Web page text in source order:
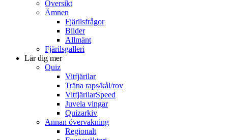
Översikt
Ämnen
Fjärilsfrågor
Bilder
Allmänt
Fjärilsgalleri
Lär dig mer
Quiz
Vitfjärilar
Träna raps/kål/rov
VitfjärilarSpeed
Juvela vingar
Quizarkiv
Annan övervakning
Regionalt